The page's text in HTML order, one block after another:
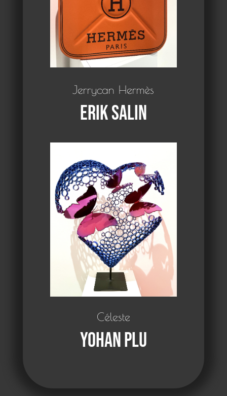
Jerrycan Hermès
Erik Salin
Céleste
Yohan Plu